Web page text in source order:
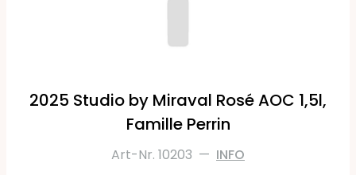
2025 Studio by Miraval Rosé AOC 1,5l,
Famille Perrin
Art-Nr. 10203 — INFO